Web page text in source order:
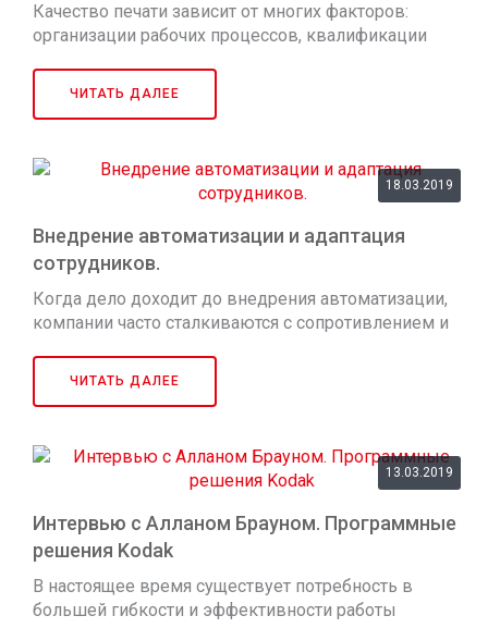
Качество печати зависит от многих факторов:
организации рабочих процессов, квалификации
чернил. Но, прежде чем задание попадет в печать,
оно проходит этап допечатной подготовки и качество
ЧИТАТЬ ДАЛЕЕ
18.03.2019
Внедрение автоматизации и адаптация
сотрудников.
Когда дело доходит до внедрения автоматизации,
компании часто сталкиваются с сопротивлением и
сотрудники слышат термин «автоматизация», они
рисуют в голове сценарий, в котором машины берут
ЧИТАТЬ ДАЛЕЕ
13.03.2019
Интервью с Алланом Брауном. Программные
решения Kodak
В настоящее время существует потребность в
большей гибкости и эффективности работы